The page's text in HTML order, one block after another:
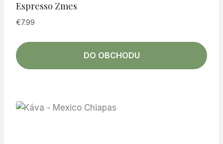
Espresso Zmes
€7.99
DO OBCHODU